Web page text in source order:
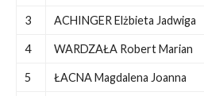
3 ACHINGER Elżbieta Jadwiga
4 WARDZAŁA Robert Marian
5 ŁACNA Magdalena Joanna